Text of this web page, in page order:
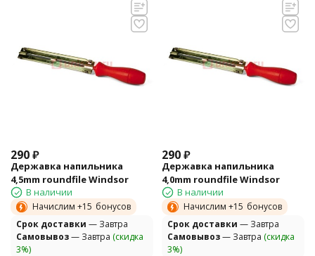
290₽
Державка напильника
4,5mm roundfile Windsor
В наличии
Начислим +15 бонусов
Cрок доставки — Завтра
Самовывоз— Завтра (скидка
3%)
290₽
Державка напильника
4,0mm roundfile Windsor
В наличии
Начислим +15 бонусов
Cрок доставки — Завтра
Самовывоз— Завтра (скидка
3%)